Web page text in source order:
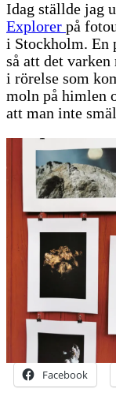
Idag ställde jag
Explorer på
i Stockholm. En
så att det
i rörelse som
moln på himlen
att man inte
Facebook